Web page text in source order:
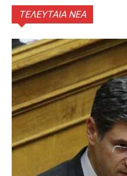
ΤΕΛΕΥΤΑΙΑ ΝΕΑ